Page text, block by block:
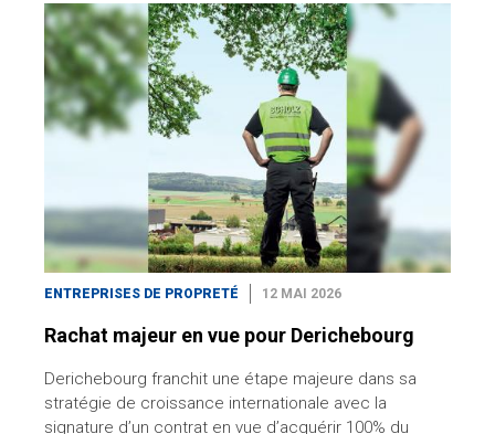
ENTREPRISES DE PROPRETÉ 12 MAI 2026
Rachat majeur en vue pour Derichebourg
Derichebourg franchit une étape majeure dans sa
stratégie de croissance internationale avec la
signature d’un contrat en vue d’acquérir 100% du